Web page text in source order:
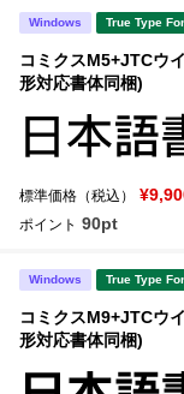
Windows True Type
コミクスM5+JTCウ
形対応書体同梱)
標準価格（税込）
ポイント 90pt
Windows True Type
コミクスM9+JTCウ
形対応書体同梱)